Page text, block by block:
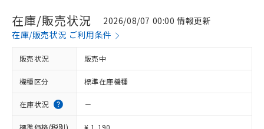
在庫/販売状況
2026/08/07 00:00 情報更新
在庫/販売状況 ご利用条件
販売状況 販売中
機種区分 標準在庫機種
在庫状況 －
標準価格(税別) ¥ 1,190